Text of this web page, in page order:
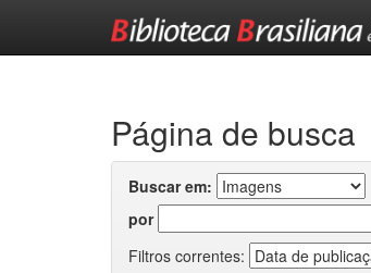
Página de busca
Buscar em:
por
Filtros correntes: